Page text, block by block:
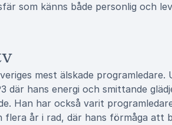
som känns både personlig och
mest älskade programledare.
där hans energi och smittande
Han har också varit
flera år i rad, där hans förmåga att